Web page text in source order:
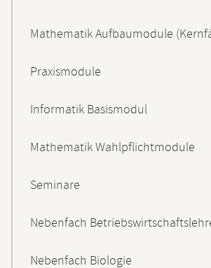
Mathematik Aufbaumodule
Praxismodule
Informatik Basismodul
Mathematik Wahlpflichtmodule
Seminare
Nebenfach
Nebenfach Biologie